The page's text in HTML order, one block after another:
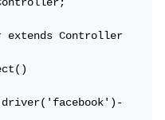
extends Controller